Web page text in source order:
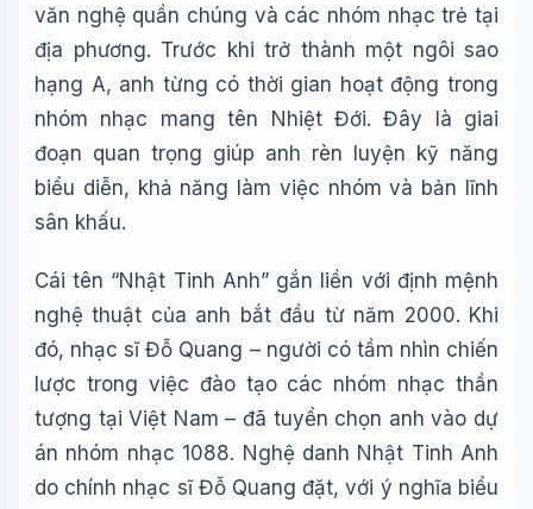
văn nghệ quần chúng và các nhóm nhạc trẻ tại
địa phương. Trước khi trở thành một ngôi sao
hạng A, anh từng có thời gian hoạt động trong
nhóm nhạc mang tên Nhiệt Đới. Đây là giai
đoạn quan trọng giúp anh rèn luyện kỹ năng
biểu diễn, khả năng làm việc nhóm và bản lĩnh
sân khấu.
Cái tên “Nhật Tinh Anh” gắn liền với định mệnh
nghệ thuật của anh bắt đầu từ năm 2000. Khi
đó, nhạc sĩ Đỗ Quang – người có tầm nhìn chiến
lược trong việc đào tạo các nhóm nhạc thần
tượng tại Việt Nam – đã tuyển chọn anh vào dự
án nhóm nhạc 1088. Nghệ danh Nhật Tinh Anh
do chính nhạc sĩ Đỗ Quang đặt, với ý nghĩa biểu
📚 Lịch sử Việt Nam